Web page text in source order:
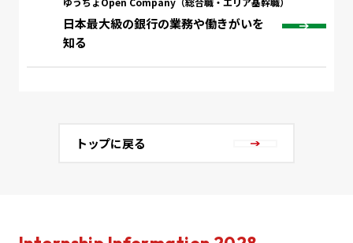
日本最大級の銀行の業務や働きがいを
知る
トップに戻る